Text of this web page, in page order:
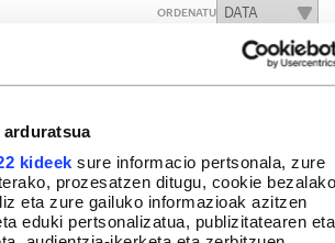
arduratsua
kideek sure informacio pertsonala, zure
prozesatzen ditugu, cookie bezalako
eta zure gailuko informazioak azitzen
eduki pertsonalizatua, publizitatearen eta
ORDENATU